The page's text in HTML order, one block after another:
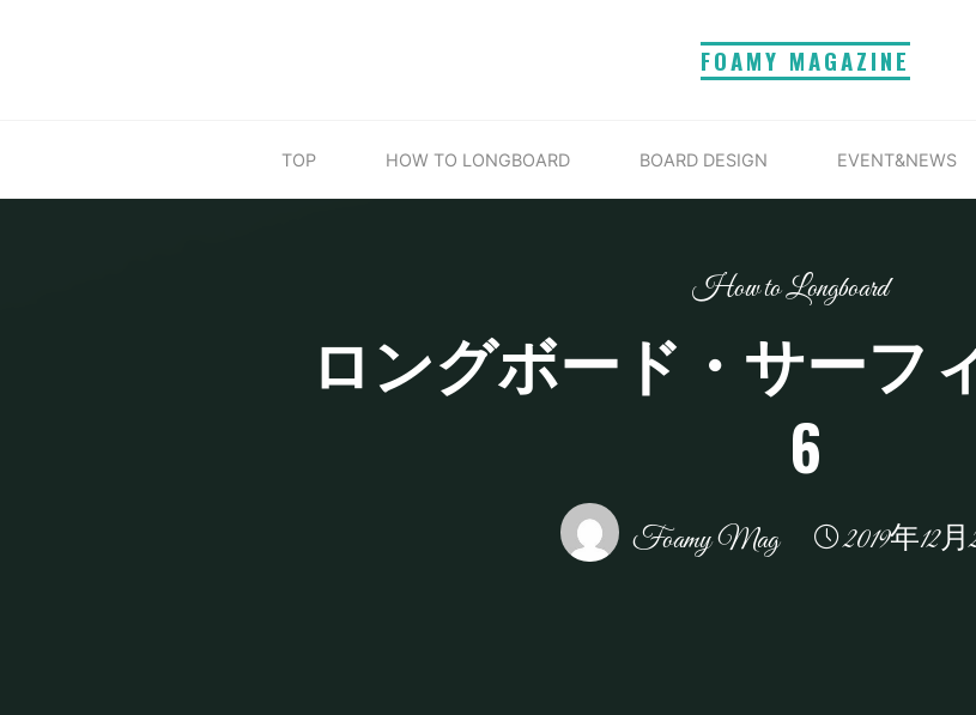
FOAMY MAGAZINE
TOP HOW TO LONGBOARD BOARD DESIGN EVENT&NEWS
How to Longboard
ロングボード・サーフ
6
Foamy Mag 2019年12月